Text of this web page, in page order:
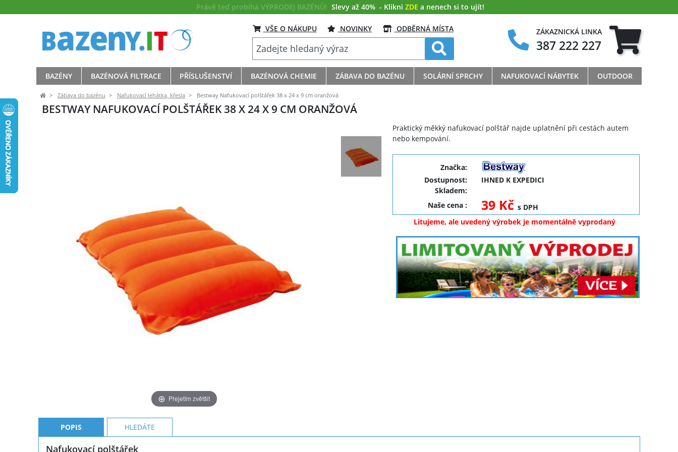
Právě teď probíhá VÝPRODEJ BAZÉNŮ! Slevy až 40% - Klikni ZDE a nenech si to ujít!
VŠE O NÁKUPU NOVINKY ODBĚRNÁ MÍSTA ZÁKAZNICKÁ LINKA
387 222 227
BAZÉNY BAZÉNOVÁ FILTRACE PŘÍSLUŠENSTVÍ BAZÉNOVÁ CHEMIE ZÁBAVA DO BAZÉNU SOLÁRNÍ SPRCHY NAFUKOVACÍ NÁBYTEK OUTDOOR
Zábava do bazénu Nafukovací lehátka, křesla Bestway Nafukovací polštářek 38 x 24 x 9 cm oranžová
BESTWAY NAFUKOVACÍ POLŠTÁŘEK 38 X 24 X 9 CM ORANŽOVÁ
Přejetím zvětšit
Praktický měkký nafukovací polštář najde uplatnění při cestách autem
nebo kempování.
Značka:
Dostupnost:
IHNED K EXPEDICI
Skladem:
Naše cena: 39 Kčs DPH
Litujeme, ale uvedený výrobek je momentálně vyprodaný
POPIS HLEDÁTE
Nafukovací polštářek